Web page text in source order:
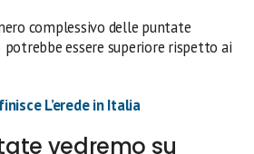
complessivo delle puntate
potrebbe essere superiore rispetto ai
L’erede in Italia
vedremo su